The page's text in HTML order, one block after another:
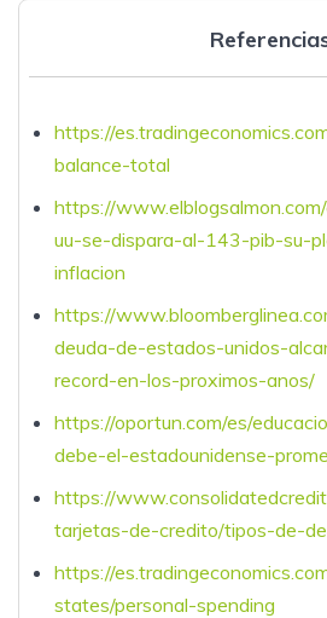
https://
balance-total
https://
uu-se-dispara-al-143-pib-su-
inflacion
https://
deuda-de-estados-unidos-
record-en-los-proximos-anos/
https://oportun.com/es/
debe-el-estadounidense-
https://
tarjetas-de-credito/tipos-de-
https://
states/personal-spending